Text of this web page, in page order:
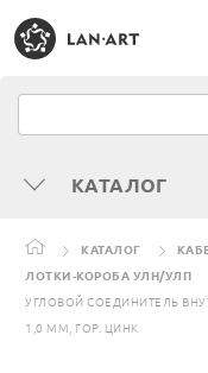
КАТАЛОГ
КАТАЛОГ
ЛОТКИ-КОРОБА УЛН/УЛП
УГЛОВОЙ СОЕДИНИТЕЛЬ
1,0 ММ, ГОР. ЦИНК